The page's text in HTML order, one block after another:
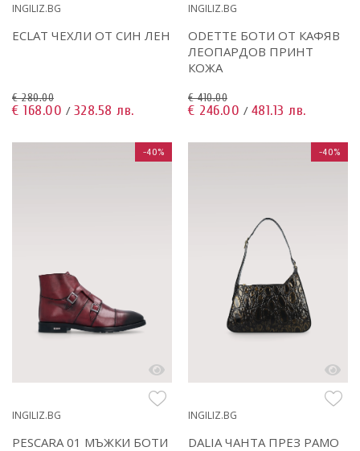
INGILIZ.BG
ECLAT ЧЕХЛИ ОТ СИН ЛЕН
€ 280.00
€ 168.00 / 328.58 лв.
INGILIZ.BG
ODETTE БОТИ ОТ КАФЯВ
ЛЕОПАРДОВ ПРИНТ
КОЖА
€ 410.00
€ 246.00 / 481.13 лв.
-40%
INGILIZ.BG
PESCARA 01 МЪЖКИ БОТИ
-40%
INGILIZ.BG
DALIA ЧАНТА ПРЕЗ РАМО